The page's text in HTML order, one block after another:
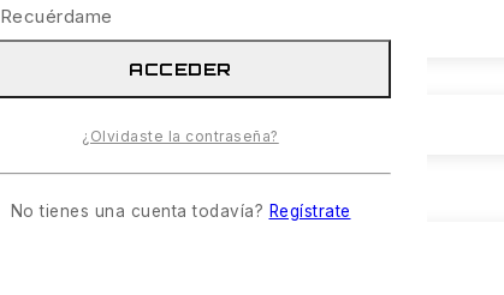
Recuérdame
ACCEDER
¿Olvidaste la contraseña?
No tienes una cuenta todavía? Regístrate